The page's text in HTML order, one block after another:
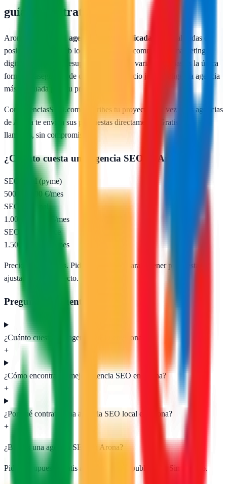
guía de contratación
Arona agencias SEO publicadas
especializadas en
posicionamiento web local, SEO para e-commerce y marketing
digital. Comparar presupuestos reales de varias agencias es la única
forma de asegurarte de que pagas un precio justo y eliges la agencia
más adecuada para tu proyecto.
Con AgenciasSEO.com describes tu proyecto una vez y las agencias
de Aronate envían sus propuestas directamente. Gratis, sin
llamadas, sin compromiso.
¿Cuánto cuesta una agencia SEO en Arona
SEO local (pyme)
500 – 1.000 €/mes
SEO nacional
1.000 – 2.500 €/mes
SEO e-commerce
1.500 – 5.000 €/mes
Precios orientativos. Pide presupuesto para obtener propuestas
ajustadas a tu proyecto.
Preguntas frecuentes
¿Cuánto cuesta una agencia SEO en Arona?
+
¿Cómo encontrar la mejor agencia SEO en Arona?
+
¿Por qué contratar una agencia SEO local en Arona?
+
¿Buscas una agencia SEO en Arona?
Pide presupuesto gratis a las agencias publicadas. Sin registro.